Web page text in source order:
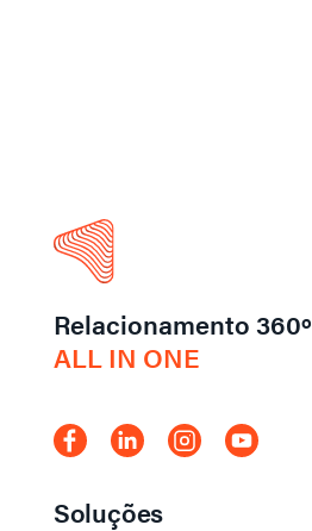
Relacionamento 360º
ALL IN ONE
Soluções